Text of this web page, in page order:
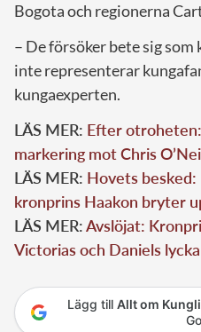
Bogota och regionerna
– De försöker bete sig
inte representerar
kungaexperten.
LÄS MER: Efter
markering mot Chris
LÄS MER: Hovets
kronprins Haakon bryter
LÄS MER:Avslöjat:
Victorias och Daniels
Lägg till Allt om